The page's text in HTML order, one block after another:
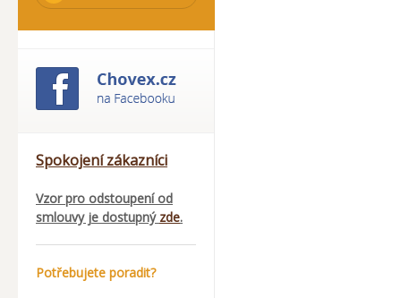
Spokojení zákazníci
Vzor pro odstoupení od
smlouvy je dostupný zde.
Potřebujete poradit?